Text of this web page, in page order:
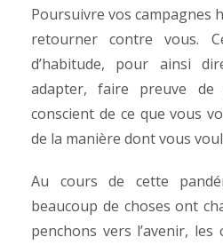
Poursuivre vos campagnes
retourner contre vous.
d’habitude, pour ainsi
adapter, faire preuve de
conscient de ce que vous
de la manière dont vous
Au cours de cette
beaucoup de choses ont
penchons vers l’avenir,